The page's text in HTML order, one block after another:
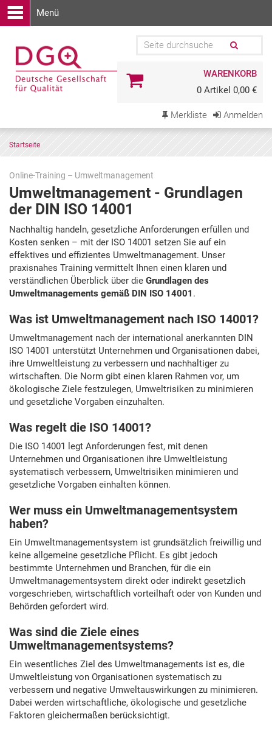
Menü
WARENKORB
0 Artikel 0,00 €
Merkliste Anmelden
Startseite
Online-Training – Umweltmanagement
Umweltmanagement - Grundlagen
der DIN ISO 14001
Zu
den
Terminen
springen
Nachhaltig handeln, gesetzliche Anforderungen erfüllen und
Kosten senken – mit der ISO 14001 setzen Sie auf ein
effektives und effizientes Umweltmanagement. Unser
praxisnahes Training vermittelt Ihnen einen klaren und
verständlichen Überblick über die Grundlagen des
Umweltmanagements gemäß DIN ISO 14001 .
Was ist Umweltmanagement nach ISO 14001?
Umweltmanagement nach der international anerkannten DIN
ISO 14001 unterstützt Unternehmen und Organisationen dabei,
ihre Umweltleistung zu verbessern und nachhaltiger zu
wirtschaften. Die Norm gibt einen klaren Rahmen vor, um
ökologische Ziele festzulegen, Umweltrisiken zu minimieren
und gesetzliche Vorgaben einzuhalten.
Was regelt die ISO 14001?
Die ISO 14001 legt Anforderungen fest, mit denen
Unternehmen und Organisationen ihre Umweltleistung
systematisch verbessern, Umweltrisiken minimieren und
gesetzliche Vorgaben einhalten können.
Wer muss ein Umweltmanagementsystem
haben?
Ein Umweltmanagementsystem ist grundsätzlich freiwillig und
keine allgemeine gesetzliche Pflicht. Es gibt jedoch
bestimmte Unternehmen und Branchen, für die ein
Umweltmanagementsystem direkt oder indirekt gesetzlich
vorgeschrieben, wirtschaftlich vorteilhaft oder von Kunden und
Behörden gefordert wird.
Was sind die Ziele eines
Umweltmanagementsystems?
Ein wesentliches Ziel des Umweltmanagements ist es, die
Umweltleistung von Organisationen systematisch zu
verbessern und negative Umweltauswirkungen zu minimieren.
Dabei werden wirtschaftliche, ökologische und gesetzliche
Faktoren gleichermaßen berücksichtigt.